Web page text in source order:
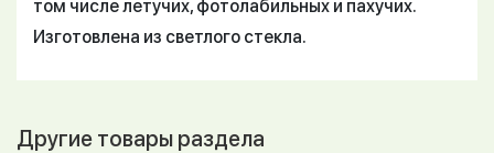
том числе летучих, фотолабильных и пахучих.
Изготовлена из светлого стекла.
Другие товары раздела